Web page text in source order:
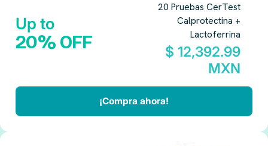
Up to
20% OFF
20 Pruebas CerTest
Calprotectina +
Lactoferrina
$ 12,392.99
MXN
¡Compra ahora!